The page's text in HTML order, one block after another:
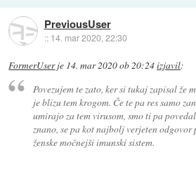
PreviousUser
:: 14. mar 2020, 22:30
FormerUserje 14. mar 2020 ob 20:24izjavil:
Povezujem te zato, ker si tukaj zapisal že
je blizu tem krogom. Če te pa res samo
umirajo za tem virusom, smo ti pa
znano, se pa kot najbolj verjeten
ženske močnejši imunski sistem.